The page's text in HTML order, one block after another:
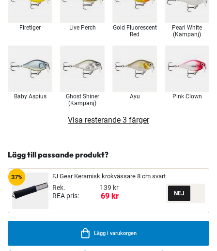
Firetiger Live Perch
Gold Fluorescent
Red
Pearl White
(Kampanj)
Baby Aspius
Ghost Shiner
(Kampanj)
Ayu Pink Clown
Visa resterande 3 färger
Lägg till passande produkt?
37% FJ Gear Keramisk krokvässare 8 cm svart
Rek.
139 kr
REA pris:
69 kr
Lägg i varukorgen